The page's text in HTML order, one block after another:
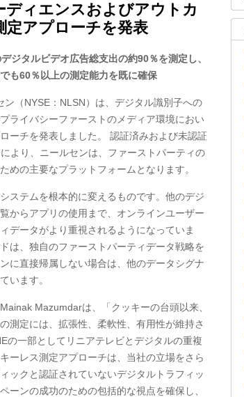
ィエンスおよびアウトカ
定アプローチを発表
ジタルビデオ広告総支出の約90％を測定し、
も60％以上の測定能力を既に確保
ン（ NYSE ： NLSN ）は、デジタル識別子への
ライバシーファーストのメディア環境におい
ーチを発表しました。 認証済みおよび未認証
より、ニールセンは、ファーストパーティの
めの主要なプラットフォームとなります。
ステムを根本的に変えるものです。他のデジ
からアプリの使用まで、オンラインユーザー
データがより重視されるようになっていま
は、独自のファーストパーティデータ戦略を
に直接帰属しない場合は、他のデータシグナ
います。
Mainak Mazumdarは、「クッキーの台頭以来、
測定には、拡張性、柔軟性、有用性が維持さ
の一部としてリニアテレビとデジタルの重複
ーレス測定アプローチは、当社の立場をさら
ックと認証されていないデジタルトラフィッ
ーンの成功のための包括的な視点を確保し、